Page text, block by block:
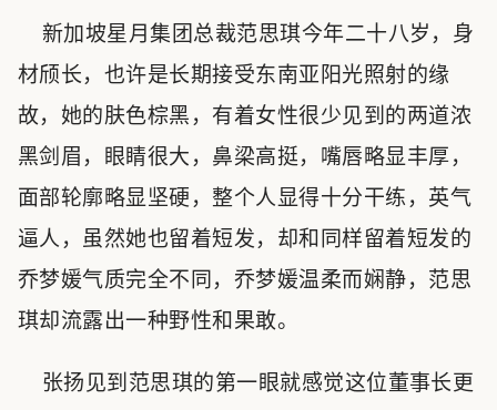
新加坡星月集团总裁范思琪今年二十八岁，身
材颀长，也许是长期接受东南亚阳光照射的缘
故，她的肤色棕黑，有着女性很少见到的两道浓
黑剑眉，眼睛很大，鼻梁高挺，嘴唇略显丰厚，
面部轮廓略显坚硬，整个人显得十分干练，英气
逼人，虽然她也留着短发，却和同样留着短发的
乔梦媛气质完全不同，乔梦媛温柔而娴静，范思
琪却流露出一种野性和果敢。
张扬见到范思琪的第一眼就感觉这位董事长更